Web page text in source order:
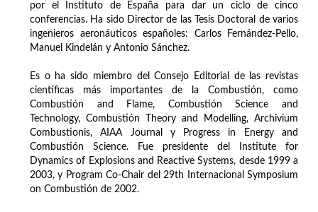
por el Instituto de España para dar un ciclo de cinco
conferencias. Ha sido Director de las Tesis Doctoral de varios
ingenieros aeronáuticos españoles: Carlos Fernández-Pello,
Manuel Kindelán y Antonio Sánchez.
Es o ha sido miembro del Consejo Editorial de las revistas
científicas más importantes de la Combustión, como
Combustión and Flame, Combustión Science and
Technology, Combustión Theory and Modelling, Archivium
Combustionis, AIAA Journal y Progress in Energy and
Combustión Science. Fue presidente del Institute for
Dynamics of Explosions and Reactive Systems, desde 1999 a
2003, y Program Co-Chair del 29th Internacional Symposium
on Combustión de 2002.